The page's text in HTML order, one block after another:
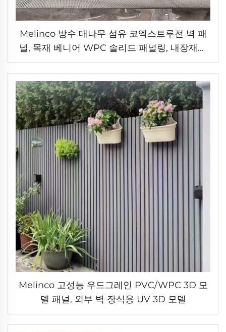
Melinco 방수 대나무 섬유 코엑스트루전 벽 패
널, 목재 베니어 WPC 솔리드 패널링, 내장재용
휘핑 시트
Melinco 고성능 우드그레인 PVC/WPC 3D 모
델 패널, 외부 벽 장식용 UV 3D 모델